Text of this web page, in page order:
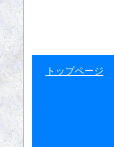
トップページ